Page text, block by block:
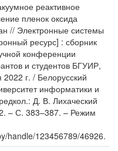
реактивное
пленок оксида
// Электронные системы
ресурс] : сборник
конференции
и студентов БГУИР,
г. / Белорусский
информатики и
Д. В. Лихаческий
– С. 383–387. – Режим
handle/123456789/46926.